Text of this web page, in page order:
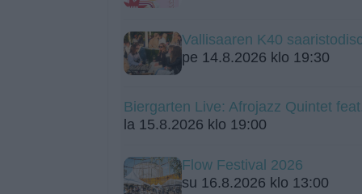
Vallisaaren K40
pe 14.8.2026 klo 19:30
Biergarten Live: Afrojazz Quintet
la 15.8.2026 klo 19:00
Flow Festival 2026
su 16.8.2026 klo 13:00